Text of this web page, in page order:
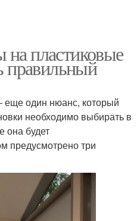
пластиковые
правильный
один нюанс, который
необходимо выбирать в
она будет
предусмотрено три